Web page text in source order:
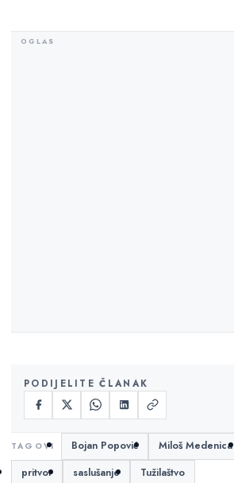
PODIJELITE ČLANAK
Bojan Popović Miloš Medenica
pritvor
saslušanje Tužilaštvo